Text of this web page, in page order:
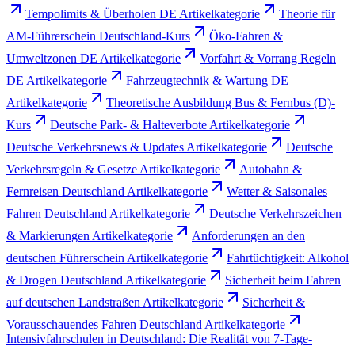
Tempolimits & Überholen DE Artikelkategorie
Theorie für
AM-Führerschein Deutschland-Kurs
Öko-Fahren &
Umweltzonen DE Artikelkategorie
Vorfahrt & Vorrang Regeln
DE Artikelkategorie
Fahrzeugtechnik & Wartung DE
Artikelkategorie
Theoretische Ausbildung Bus & Fernbus (D)-
Kurs
Deutsche Park- & Halteverbote Artikelkategorie
Deutsche Verkehrsnews & Updates Artikelkategorie
Deutsche
Verkehrsregeln & Gesetze Artikelkategorie
Autobahn &
Fernreisen Deutschland Artikelkategorie
Wetter & Saisonales
Fahren Deutschland Artikelkategorie
Deutsche Verkehrszeichen
& Markierungen Artikelkategorie
Anforderungen an den
deutschen Führerschein Artikelkategorie
Fahrtüchtigkeit: Alkohol
& Drogen Deutschland Artikelkategorie
Sicherheit beim Fahren
auf deutschen Landstraßen Artikelkategorie
Sicherheit &
Vorausschauendes Fahren Deutschland Artikelkategorie
Intensivfahrschulen in Deutschland: Die Realität von 7-Tage-